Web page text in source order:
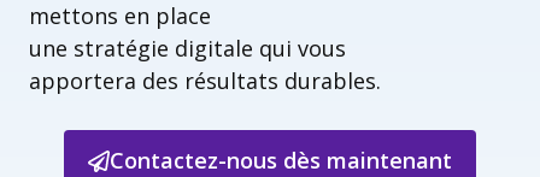
mettons en place
une stratégie digitale qui vous
apportera des résultats durables.
Contactez-nous dès maintenant